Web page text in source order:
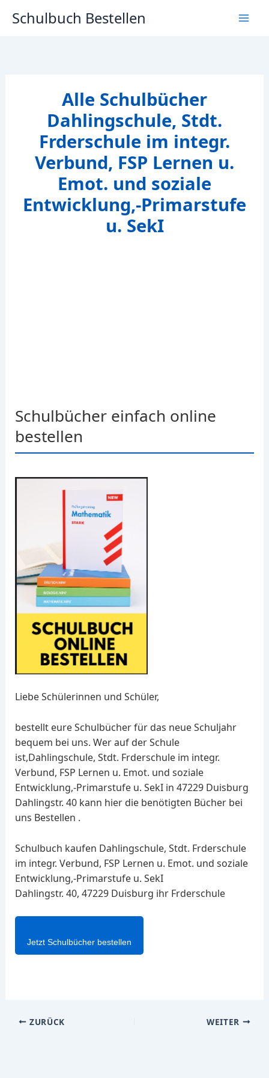
InhaltSchulbuch Bestellen
Alle Schulbücher
Dahlingschule, Stdt.
Frderschule im integr.
Verbund, FSP Lernen u.
Emot. und soziale
Entwicklung,-Primarstufe
u. SekI
Schulbücher einfach online
bestellen
Liebe Schülerinnen und Schüler,
bestellt eure Schulbücher für das neue Schuljahr
bequem bei uns. Wer auf der Schule
ist,Dahlingschule, Stdt. Frderschule im integr.
Verbund, FSP Lernen u. Emot. und soziale
Entwicklung,-Primarstufe u. SekI in 47229 Duisburg
Dahlingstr. 40 kann hier die benötigten Bücher bei
uns Bestellen .
Schulbuch kaufen Dahlingschule, Stdt. Frderschule
im integr. Verbund, FSP Lernen u. Emot. und soziale
Entwicklung,-Primarstufe u. SekI
Dahlingstr. 40, 47229 Duisburg ihr Frderschule
Jetzt Schulbücher bestellen
ZURÜCK WEITER